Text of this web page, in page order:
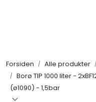
Forsiden Alle produkter
Borø TIP 1000 liter -
(ø1090) - 1,5bar
KAMPANJER
Kontakt Oss